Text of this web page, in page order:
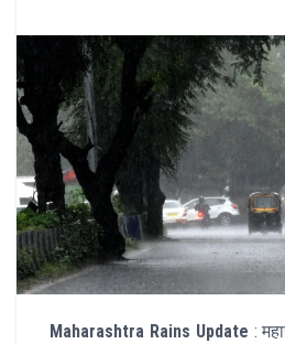
Maharashtra Rains Update :